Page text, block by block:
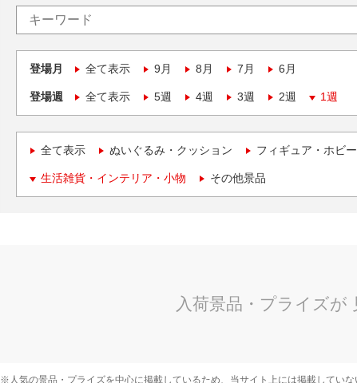
登場月 全て表示 9月 8月 7月 6月
登場週 全て表示 5週 4週 3週 2週 1週
全て表示 ぬいぐるみ・クッション フィギュア・ホビー
生活雑貨・インテリア・小物 その他景品